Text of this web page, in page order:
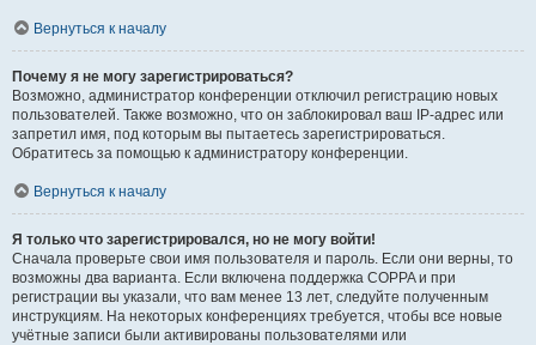
Вернуться к началу
Почему я не могу зарегистрироваться?
Возможно, администратор конференции отключил регистрацию новых
пользователей. Также возможно, что он заблокировал ваш IP-адрес или
запретил имя, под которым вы пытаетесь зарегистрироваться.
Обратитесь за помощью к администратору конференции.
Вернуться к началу
Я только что зарегистрировался, но не могу войти!
Сначала проверьте свои имя пользователя и пароль. Если они верны, то
возможны два варианта. Если включена поддержка COPPA и при
регистрации вы указали, что вам менее 13 лет, следуйте полученным
инструкциям. На некоторых конференциях требуется, чтобы все новые
учётные записи были активированы пользователями или